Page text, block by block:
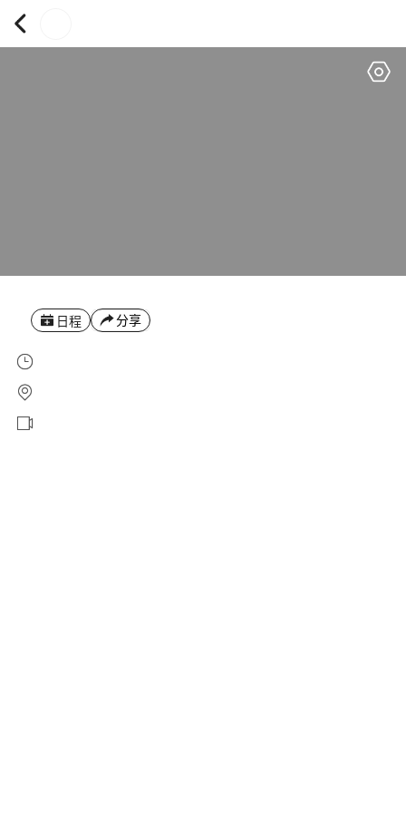
日程 分享